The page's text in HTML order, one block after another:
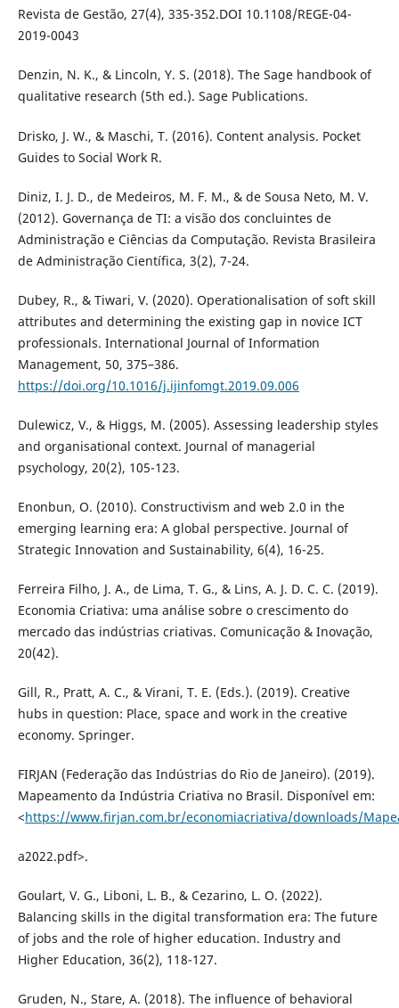
Revista de Gestão, 27(4), 335-352.DOI 10.1108/REGE-04-
2019-0043
Denzin, N. K., & Lincoln, Y. S. (2018). The Sage handbook of
qualitative research (5th ed.). Sage Publications.
Drisko, J. W., & Maschi, T. (2016). Content analysis. Pocket
Guides to Social Work R.
Diniz, I. J. D., de Medeiros, M. F. M., & de Sousa Neto, M. V.
(2012). Governança de TI: a visão dos concluintes de
Administração e Ciências da Computação. Revista Brasileira
de Administração Científica, 3(2), 7-24.
Dubey, R., & Tiwari, V. (2020). Operationalisation of soft skill
attributes and determining the existing gap in novice ICT
professionals. International Journal of Information
Management, 50, 375–386.
https://doi.org/10.1016/j.ijinfomgt.2019.09.006
Dulewicz, V., & Higgs, M. (2005). Assessing leadership styles
and organisational context. Journal of managerial
psychology, 20(2), 105-123.
Enonbun, O. (2010). Constructivism and web 2.0 in the
emerging learning era: A global perspective. Journal of
Strategic Innovation and Sustainability, 6(4), 16-25.
Ferreira Filho, J. A., de Lima, T. G., & Lins, A. J. D. C. C. (2019).
Economia Criativa: uma análise sobre o crescimento do
mercado das indústrias criativas. Comunicação & Inovação,
20(42).
Gill, R., Pratt, A. C., & Virani, T. E. (Eds.). (2019). Creative
hubs in question: Place, space and work in the creative
economy. Springer.
FIRJAN (Federação das Indústrias do Rio de Janeiro). (2019).
Mapeamento da Indústria Criativa no Brasil. Disponível em:
<https://www.firjan.com.br/economiacriativa/downloads/
a2022.pdf>.
Goulart, V. G., Liboni, L. B., & Cezarino, L. O. (2022).
Balancing skills in the digital transformation era: The future
of jobs and the role of higher education. Industry and
Higher Education, 36(2), 118-127.
Gruden, N., Stare, A. (2018). The influence of behavioral